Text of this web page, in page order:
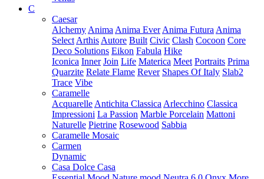
C
Caesar
Alchemy Anima Anima Ever Anima Futura Anima
Select Arthis Autore Built Civic Clash Cocoon Core
Deco Solutions Eikon Fabula Hike
Iconica Inner Join Life Materica Meet Portraits Prima
Quarzite Relate Flame Rever Shapes Of Italy Slab2
Trace Vibe
Caramelle
Acquarelle Antichita Classica Arlecchino Classica
Impressioni La Passion Marble Porcelain Mattoni
Naturelle Pietrine Rosewood Sabbia
Caramelle Mosaic
Carmen
Dynamic
Casa Dolce Casa